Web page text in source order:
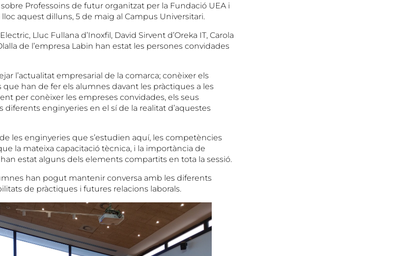
Professoins de futur organitzat per la Fundació UEA i
aquest dilluns, 5 de maig al Campus Universitari.
Lluc Fullana d’Inoxfil, David Sirvent d’Oreka IT, Carola
de l’empresa Labin han estat les persones convidades
l’actualitat empresarial de la comarca; conèixer els
han de fer els alumnes davant les pràctiques a les
per conèixer les empreses convidades, els seus
diferents enginyeries en el sí de la realitat d’aquestes
les enginyeries que s’estudien aquí, les competències
la mateixa capacitació tècnica, i la importància de
han estat alguns dels elements compartits en tota la sessió.
han pogut mantenir conversa amb les diferents
de pràctiques i futures relacions laborals.